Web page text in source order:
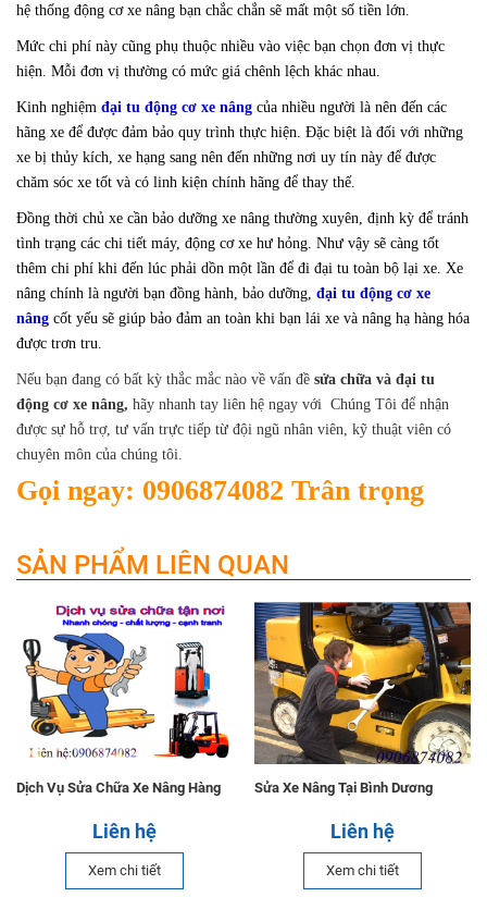
hệ thống động cơ xe nâng bạn chắc chắn sẽ mất một số tiền lớn.
Mức chi phí này cũng phụ thuộc nhiều vào việc bạn chọn đơn vị thực
hiện. Mỗi đơn vị thường có mức giá chênh lệch khác nhau.
Kinh nghiệm đại tu động cơ xe nâng của nhiều người là nên đến các
hãng xe để được đảm bảo quy trình thực hiện. Đặc biệt là đối với những
xe bị thủy kích, xe hạng sang nên đến những nơi uy tín này để được
chăm sóc xe tốt và có linh kiện chính hãng để thay thế.
Đồng thời chủ xe cần bảo dưỡng xe nâng thường xuyên, định kỳ để tránh
tình trạng các chi tiết máy, động cơ xe hư hỏng. Như vậy sẽ càng tốt
thêm chi phí khi đến lúc phải dồn một lần để đi đại tu toàn bộ lại xe. Xe
nâng chính là người bạn đồng hành, bảo dưỡng, đại tu động cơ xe
nâng cốt yếu sẽ giúp bảo đảm an toàn khi bạn lái xe và nâng hạ hàng hóa
được trơn tru.
Nếu bạn đang có bất kỳ thắc mắc nào về vấn đề sửa chữa và đại tu
động cơ xe nâng, hãy nhanh tay liên hệ ngay với Chúng Tôi để nhận
được sự hỗ trợ, tư vấn trực tiếp từ đội ngũ nhân viên, kỹ thuật viên có
chuyên môn của chúng tôi.
Gọi ngay: 0906874082 Trân trọng
SẢN PHẨM LIÊN QUAN
Dịch Vụ Sửa Chữa Xe Nâng Hàng
Liên hệ
Xem chi tiết
Sửa Xe Nâng Tại Bình Dương
Liên hệ
Xem chi tiết